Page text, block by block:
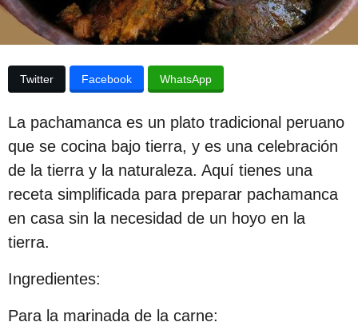
b
l
i
c
a
c
i
ó
n
3
ñ
o
p
u
i
ó
n
Twitter Facebook WhatsApp
La pachamanca es un plato tradicional peruano
que se cocina bajo tierra, y es una celebración
de la tierra y la naturaleza. Aquí tienes una
receta simplificada para preparar pachamanca
en casa sin la necesidad de un hoyo en la
tierra.
Ingredientes:
Para la marinada de la carne: